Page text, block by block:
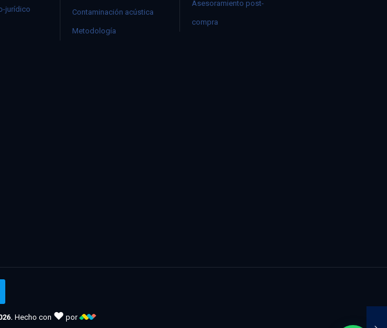
jurídico Contaminación acústica
Metodología
Asesoramiento post-
compra
Hecho con ♥ por